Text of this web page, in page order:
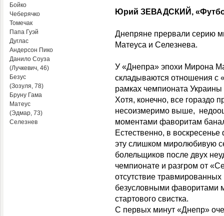
Бойко
Чеберячко
Томечак
Папа Гуэй
Дуглас
Андерсон Пико
Данило Соуза
(Лучкевич, 46)
Безус
(Зозуля, 78)
Бруну Гама
Матеус
(Эдмар, 73)
Селезнев
Юрий ЗЕВАДСКИЙ,
Днепряне прервали серию
Матеуса и Селезнева.
У «Днепра» эпохи Мирона
складываются отношения с
рамках чемпионата Украины
Хотя, конечно, все гораздо
несоизмеримо выше,
моментами фаворитам
Естественно, в
эту слишком миролюбивую
болельщиков после двух
чемпионате и разгром от
отсутствие
безусловными фаворитами
стартового свистка.
С первых минут «Днепр»